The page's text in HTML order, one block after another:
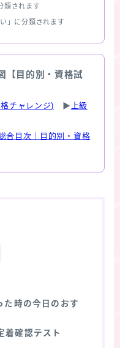
類されます
」に分類されます
【目的別・資格試
格チャレンジ) ▶ 上級
合目次｜目的別・資格
た時の今日のおす
着確認テスト